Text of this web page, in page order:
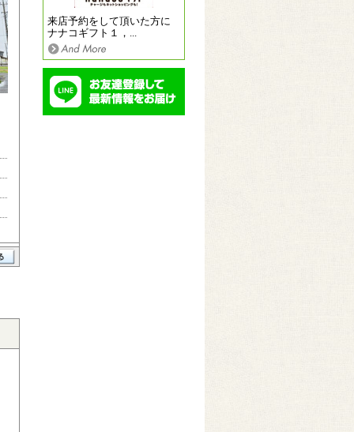
来店予約をして頂いた方に
ナナコギフト１，...